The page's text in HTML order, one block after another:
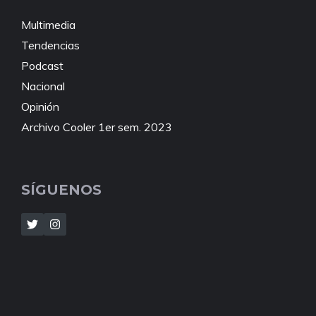
Multimedia
Tendencias
Podcast
Nacional
Opinión
Archivo Cooler 1er sem. 2023
SÍGUENOS